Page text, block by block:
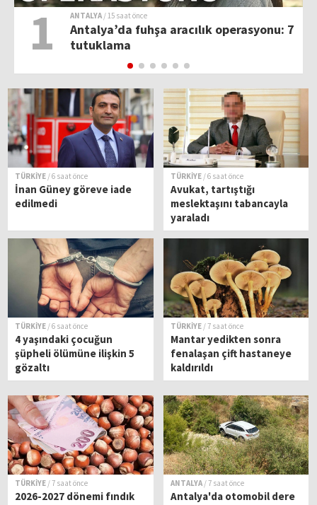
1 ANTALYA / 15 saat önce
Antalya’da fuhşa aracılık operasyonu: 7
tutuklama
TÜRKİYE / 6 saat önce
İnan Güney göreve iade
edilmedi
TÜRKİYE / 6 saat önce
Avukat, tartıştığı
meslektaşını tabancayla
yaraladı
TÜRKİYE / 6 saat önce
4 yaşındaki çocuğun
şüpheli ölümüne ilişkin 5
gözaltı
TÜRKİYE / 7 saat önce
Mantar yedikten sonra
fenalaşan çift hastaneye
kaldırıldı
TÜRKİYE / 7 saat önce
2026-2027 dönemi fındık
ANTALYA / 7 saat önce
Antalya'da otomobil dere